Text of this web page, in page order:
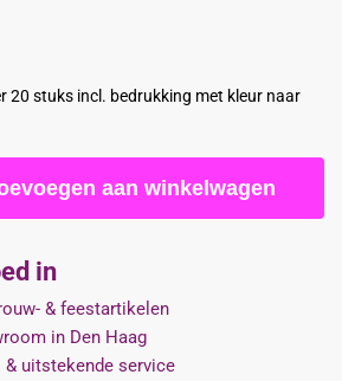
20 stuks incl. bedrukking met kleur naar
aan winkelwagen
in
& feestartikelen
in Den Haag
uitstekende service